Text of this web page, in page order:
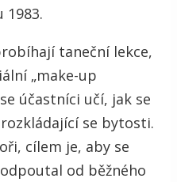
1983.
taneční lekce,
„make-up
účastníci učí, jak se
se bytosti.
cílem je, aby se
od běžného